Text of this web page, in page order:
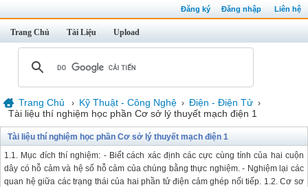
Đăng ký Đăng nhập Liên hệ
Trang Chủ Tài Liệu Upload
Trang Chủ › Kỹ Thuật - Công Nghệ › Điện - Điện Tử ›
Tài liệu thí nghiệm học phần Cơ sở lý thuyết mạch điện 1
Tài liệu thí nghiệm học phần Cơ sở lý thuyết mạch điện 1
1.1. Mục đích thí nghiệm: - Biết cách xác định các cực cùng tính của hai cuộn
dây có hỗ cảm và hệ số hỗ cảm của chúng bằng thực nghiệm. - Nghiệm lại các
quan hệ giữa các trạng thái của hai phần tử điện cảm ghép nối tiếp. 1.2. Cơ sơ